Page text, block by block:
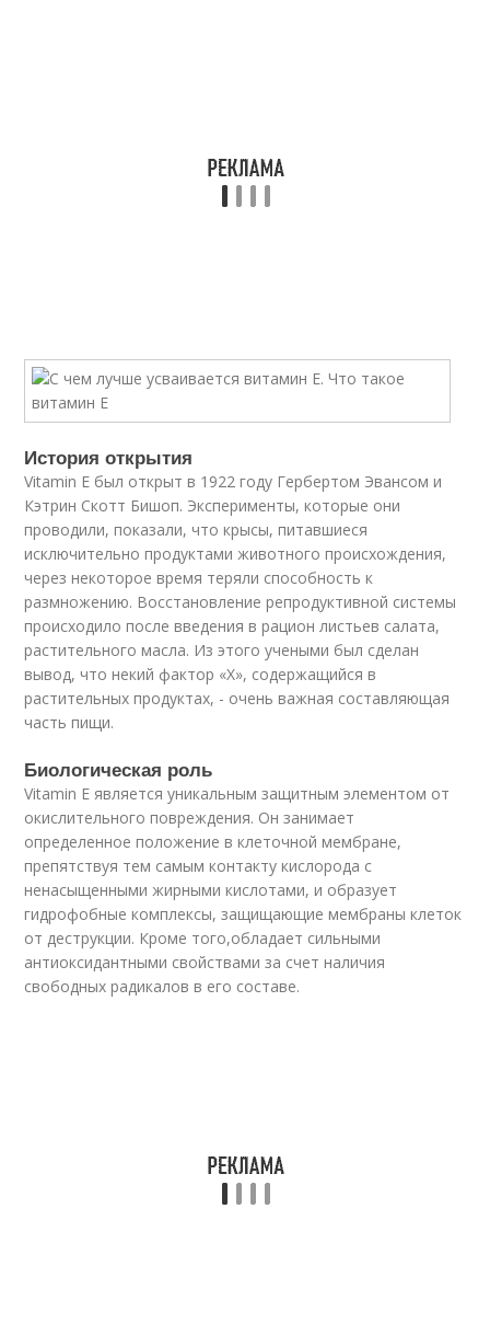
История открытия
Vitamin E был открыт в 1922 году Гербертом Эвансом и
Кэтрин Скотт Бишоп. Эксперименты, которые они
проводили, показали, что крысы, питавшиеся
исключительно продуктами животного происхождения,
через некоторое время теряли способность к
размножению. Восстановление репродуктивной системы
происходило после введения в рацион листьев салата,
растительного масла. Из этого учеными был сделан
вывод, что некий фактор «Х», содержащийся в
растительных продуктах, - очень важная составляющая
часть пищи.
Биологическая роль
Vitamin E является уникальным защитным элементом от
окислительного повреждения. Он занимает
определенное положение в клеточной мембране,
препятствуя тем самым контакту кислорода с
ненасыщенными жирными кислотами, и образует
гидрофобные комплексы, защищающие мембраны клеток
от деструкции. Кроме того,обладает сильными
антиоксидантными свойствами за счет наличия
свободных радикалов в его составе.